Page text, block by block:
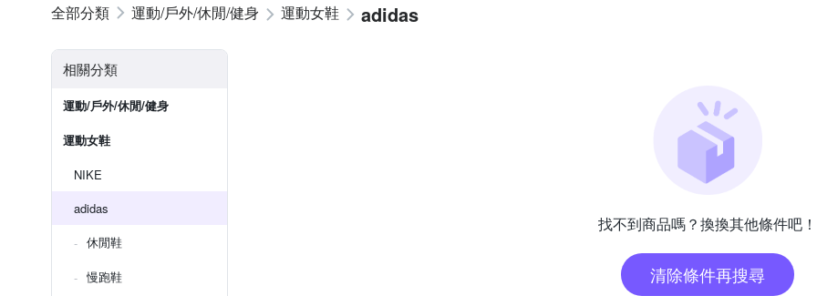
運動/戶外/休閒/健身 運動女鞋 adidas
相關分類
運動/戶外/休閒/健身
運動女鞋
NIKE
adidas
休閒鞋
慢跑鞋
找不到商品嗎？換換其他條件吧！
清除條件再搜尋